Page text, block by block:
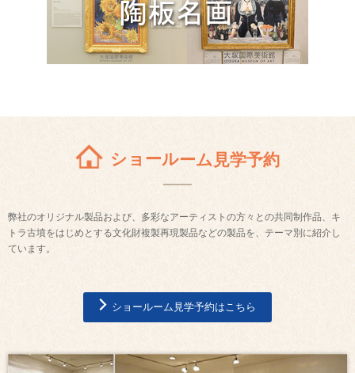
ショールーム見学予約
弊社のオリジナル製品および、多彩なアーティストの方々との共同制作品、キ
トラ古墳をはじめとする文化財複製再現製品などの製品を、テーマ別に紹介し
ています。
ショールーム見学予約はこちら